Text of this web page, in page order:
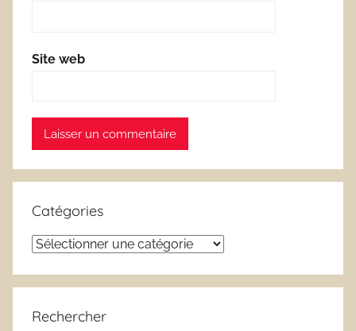
Site web
Catégories
Catégories
Rechercher